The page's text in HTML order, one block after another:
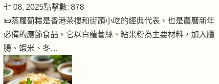
七 08, 2025點擊數: 878
📜蒸蘿蔔糕是香港茶樓和街頭小吃的經典代表，也是農曆新年
必備的應節食品。它以白蘿蔔絲、粘米粉為主要材料，加入臘
腸、蝦米、冬…